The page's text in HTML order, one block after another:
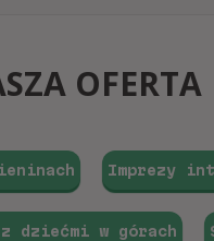
OFERTA
Imprezy
dziećmi w górach